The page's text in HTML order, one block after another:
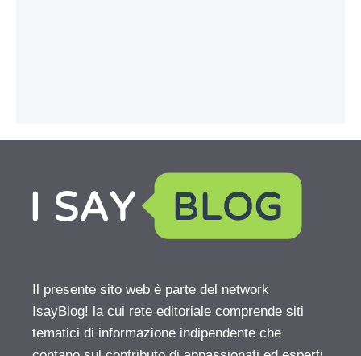
Il presente sito web è parte del network
IsayBlog! la cui rete editoriale comprende siti
tematici di informazione indipendente che